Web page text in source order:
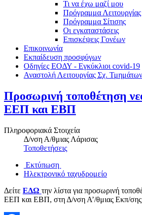
Τι να έχω μαζί μου
Πρόγραμμα Λειτουργίας
Πρόγραμμα Σίτισης
Οι εγκαταστάσεις
Επισκέψεις Γονέων
Επικοινωνία
Εκπαίδευση προσφύγων
Οδηγίες ΕΟΔΥ - Εγκύκλιοι covid-19
Αναστολή Λειτουργίας Σχ.
Προσωρινή τοποθέτηση
ΕΕΠ και ΕΒΠ
Πληροφοριακά Στοιχεία
Δ/νση Α/θμιας Λάρισας
Τοποθετήσεις
Εκτύπωση
Ηλεκτρονικό ταχυδρομείο
Δείτε ΕΔΩ την λίστα για προσωρινή
ΕΕΠ και ΕΒΠ, στη Δ/νση Α’/θμιας Εκπ/